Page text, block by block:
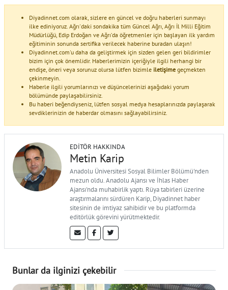
Diyadinnet.com olarak, sizlere en güncel ve doğru haberleri sunmayı
ilke ediniyoruz. Ağrı'daki sondakika tüm Güncel Ağrı, Ağrı İl Milli Eğitim
Müdürlüğü, Edip Erdoğan ve Ağrı’da öğretmenler için başlayan ilk yardım
eğitiminin sonunda sertifika verilecek haberine buradan ulaşın!
Diyadinnet.com'u daha da geliştirmek için sizden gelen geri bildirimler
bizim için çok önemlidir. Haberlerimizin içeriğiyle ilgili herhangi bir
endişe, öneri veya sorunuz olursa lütfen bizimle iletişime geçmekten
çekinmeyin.
Haberle ilgili yorumlarınızı ve düşüncelerinizi aşağıdaki yorum
bölümünde paylaşabilirsiniz.
Bu haberi beğendiyseniz, lütfen sosyal medya hesaplarınızda paylaşarak
sevdiklerinizin de haberdar olmasını sağlayabilirsiniz.
EDITÖR HAKKINDA
Metin Karip
Anadolu Üniversitesi Sosyal Bilimler Bölümü'nden
mezun oldu. Anadolu Ajansı ve İhlas Haber
Ajansı'nda muhabirlik yaptı. Rüya tabirleri üzerine
araştırmalarını sürdüren Karip, Diyadinnet haber
sitesinin de imtiyaz sahibidir ve bu platformda
editörlük görevini yürütmektedir.
Bunlar da ilginizi çekebilir